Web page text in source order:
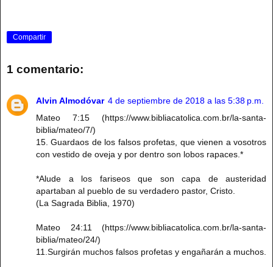
Compartir
1 comentario:
Alvin Almodóvar 4 de septiembre de 2018 a las 5:38 p.m.
Mateo 7:15 (https://www.bibliacatolica.com.br/la-santa-
biblia/mateo/7/)
15. Guardaos de los falsos profetas, que vienen a vosotros
con vestido de oveja y por dentro son lobos rapaces.*
*Alude a los fariseos que son capa de austeridad
apartaban al pueblo de su verdadero pastor, Cristo.
(La Sagrada Biblia, 1970)
Mateo 24:11 (https://www.bibliacatolica.com.br/la-santa-
biblia/mateo/24/)
11.Surgirán muchos falsos profetas y engañarán a muchos.